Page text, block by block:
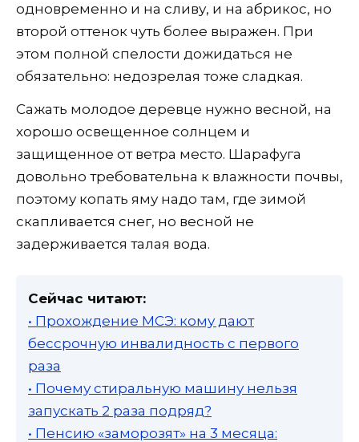
одновременно и на сливу, и на абрикос, но
второй оттенок чуть более выражен. При
этом полной спелости дожидаться не
обязательно: недозрелая тоже сладкая.
Сажать молодое деревце нужно весной, на
хорошо освещенное солнцем и
защищенное от ветра место. Шарафуга
довольно требовательна к влажности почвы,
поэтому копать яму надо там, где зимой
скапливается снег, но весной не
задерживается талая вода.
Сейчас читают:
• Прохождение МСЭ: кому дают
бессрочную инвалидность с первого
раза
• Почему стиральную машину нельзя
запускать 2 раза подряд?
• Пенсию «заморозят» на 3 месяца: